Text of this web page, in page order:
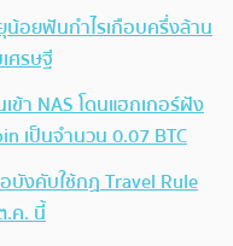
น้อยฟันกำไรเกือบครึ่งล้าน
ศรษฐี
เข้า NAS โดนแฮกเกอร์ฝัง
เป็นจำนวน 0.07 BTC
บังคับใช้กฏ Travel Rule
.ค. นี้